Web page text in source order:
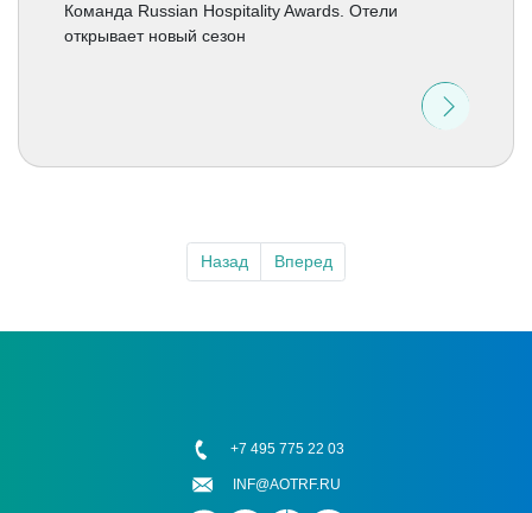
Команда Russian Hospitality Awards. Отели
открывает новый сезон
Назад Вперед
+7 495 775 22 03
INF@AOTRF.RU